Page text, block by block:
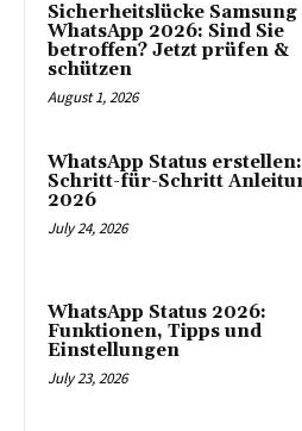
Sicherheitslücke Samsung
WhatsApp 2026: Sind Sie
betroffen? Jetzt prüfen &
schützen
August 1, 2026
WhatsApp Status erstellen:
Schritt-für-Schritt
2026
July 24, 2026
WhatsApp Status 2026:
Funktionen, Tipps und
Einstellungen
July 23, 2026